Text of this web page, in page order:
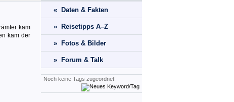
kam
kam der
« Daten & Fakten
» Reisetipps A–Z
» Fotos & Bilder
» Forum & Talk
Noch keine Tags zugeordnet!